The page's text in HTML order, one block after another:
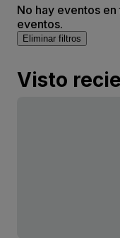
No hay eventos
eventos.
Eliminar filtros
Visto